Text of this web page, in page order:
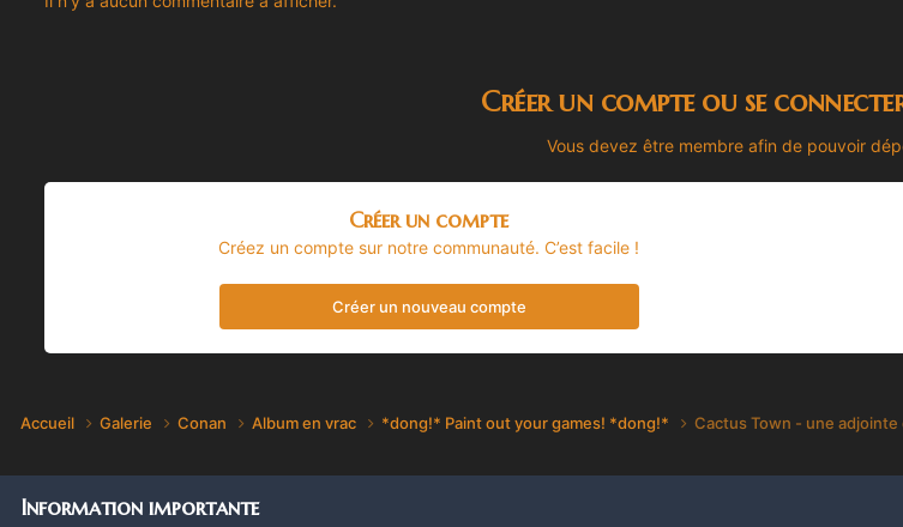
Créer un compte ou se
Vous devez être membre afin de pouvoir
Créer un compte
Créez un compte sur notre communauté. C’est facile !
Créer un nouveau compte
Accueil Galerie Conan Album en vrac *dong!* Paint out your games! *dong!* Cactus Town - une
Information importante